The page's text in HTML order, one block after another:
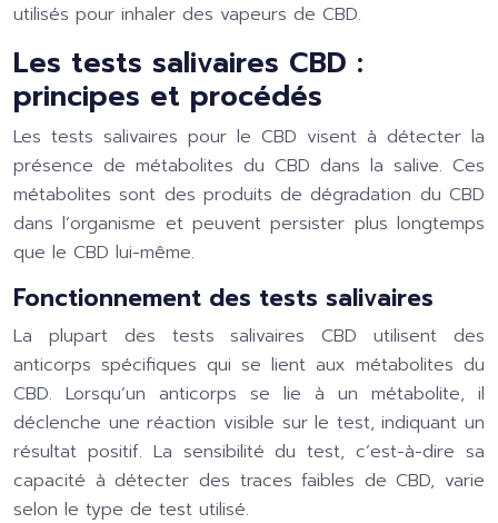
utilisés pour inhaler des vapeurs de CBD.
Les tests salivaires CBD :
principes et procédés
Les tests salivaires pour le CBD visent à détecter la
présence de métabolites du CBD dans la salive. Ces
métabolites sont des produits de dégradation du CBD
dans l’organisme et peuvent persister plus longtemps
que le CBD lui-même.
Fonctionnement des tests salivaires
La plupart des tests salivaires CBD utilisent des
anticorps spécifiques qui se lient aux métabolites du
CBD. Lorsqu’un anticorps se lie à un métabolite, il
déclenche une réaction visible sur le test, indiquant un
résultat positif. La sensibilité du test, c’est-à-dire sa
capacité à détecter des traces faibles de CBD, varie
selon le type de test utilisé.